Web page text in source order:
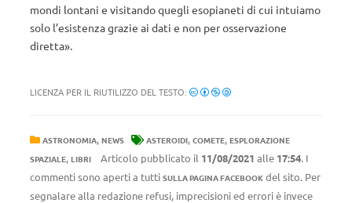
mondi lontani e visitando quegli esopianeti di cui intuiamo
solo l’esistenza grazie ai dati e non per osservazione
diretta».
LICENZA PER IL RIUTILIZZO DEL TESTO:
ASTRONOMIA, NEWS ASTEROIDI, COMETE, ESPLORAZIONE
SPAZIALE, LIBRI Articolo pubblicato il 11/08/2021 alle 17:54. I
commenti sono aperti a tutti SULLA PAGINA FACEBOOK del sito. Per
segnalare alla redazione refusi, imprecisioni ed errori è invece